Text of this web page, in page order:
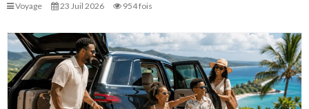
Voyage 23 Juil 2026 954 fois